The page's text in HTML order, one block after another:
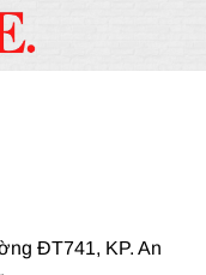
ĐT741, KP. An